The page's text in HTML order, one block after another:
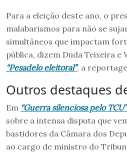
Para a eleição deste ano, o
malabarismos para não se
simultâneos que impactam
pública, dizem Duda Teixeira e
“Pesadelo eleitoral”, a
Outros destaques
Em “Guerra silenciosa pelo TCU”
sobre a intensa disputa que
bastidores da Câmara dos
ao cargo de ministro do